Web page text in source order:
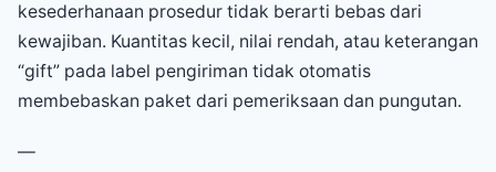
kesederhanaan prosedur tidak berarti bebas dari
kewajiban. Kuantitas kecil, nilai rendah, atau keterangan
“gift” pada label pengiriman tidak otomatis
membebaskan paket dari pemeriksaan dan pungutan.
—